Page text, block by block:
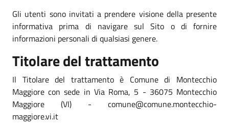
Gli utenti sono invitati a prendere visione della presente
informativa prima di navigare sul Sito o di fornire
informazioni personali di qualsiasi genere.
Titolare del trattamento
Il Titolare del trattamento è Comune di Montecchio
Maggiore con sede in Via Roma, 5 - 36075 Montecchio
Maggiore (VI) - comune@comune.montecchio-
maggiore.vi.it